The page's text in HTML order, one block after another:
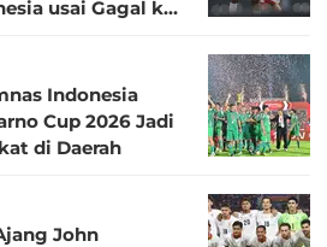
usai Gagal ke
Indonesia
Cup 2026 Jadi
di Daerah
John